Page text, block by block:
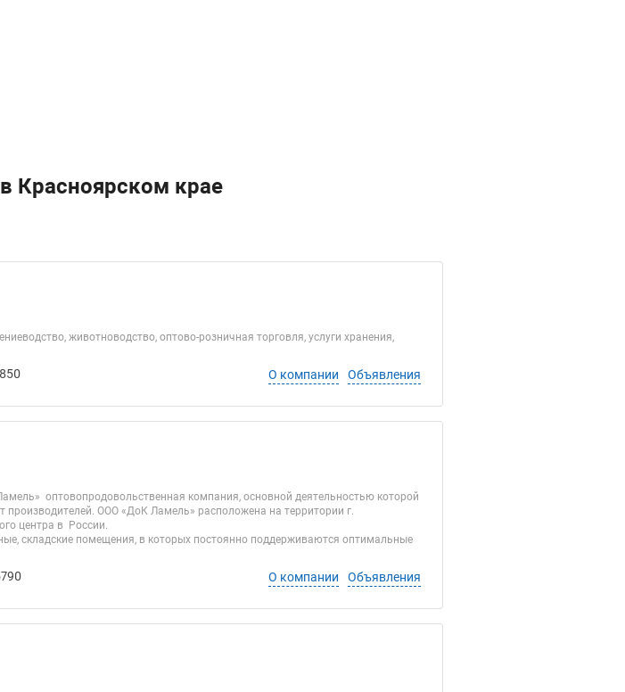
Красноярском крае
животноводство, оптово-розничная торговля, услуги хранения,
О компании Объявления
оптово­продовольственная компания, основной деятельностью которой
производителей. ООО «ДоК Ламель» расположена на территории г.
центра в России.
складские помещения, в которых постоянно поддерживаются оптимальные
О компании Объявления